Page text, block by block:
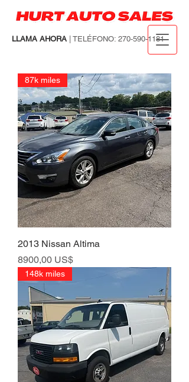
LLAMA AHORA | TELÉFONO: 270-590-1181
87k miles
2013 Nissan Altima
Precio
8900,00 US$
148k miles